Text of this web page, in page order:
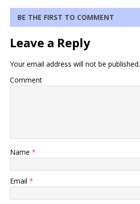
BE THE FIRST TO COMMENT
Leave a Reply
Your email address will not be published.
Comment
Name *
Email *